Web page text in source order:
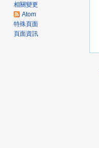
相關變更
Atom
特殊頁面
頁面資訊